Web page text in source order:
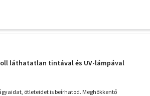
láthatatlan tintával és UV-lámpával
ötleteidet is beírhatod. Meghökkentő